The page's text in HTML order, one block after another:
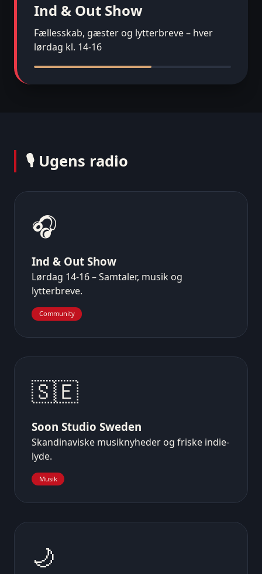
Ind & Out Show
Fællesskab, gæster og lytterbreve – hver
lørdag kl. 14-16
🎙️ Ugens radio
🎧
Ind & Out Show
Lørdag 14-16 – Samtaler, musik og
lytterbreve.
Community
🇸🇪
Soon Studio Sweden
Skandinaviske musiknyheder og friske indie-
lyde.
Musik
🌙